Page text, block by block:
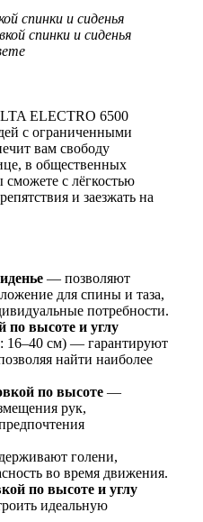
спинки и сиденья
спинки и сиденья
ELECTRO 6500
с ограниченными
вам свободу
в общественных
сможете с лёгкостью
и заезжать на
— позволяют
для спины и таза,
потребности.
по высоте и углу
16–40 см) — гарантируют
найти наиболее
по высоте —
рук,
голени,
во время движения.
по высоте и углу
идеальную